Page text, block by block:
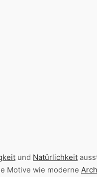
und Natürlichkeit
Motive wie moderne